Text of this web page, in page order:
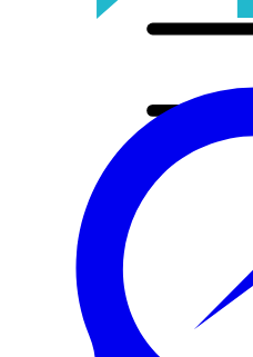
Accueil
Prestations